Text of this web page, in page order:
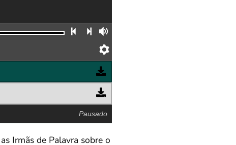
Faixa anterior
Próxima faixa
Preferências
Pausado
Irmãs de Palavra sobre o